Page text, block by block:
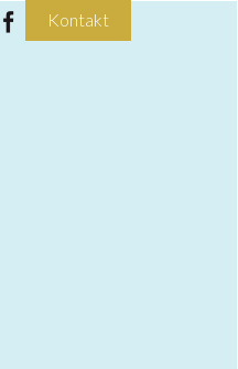
Kontakt